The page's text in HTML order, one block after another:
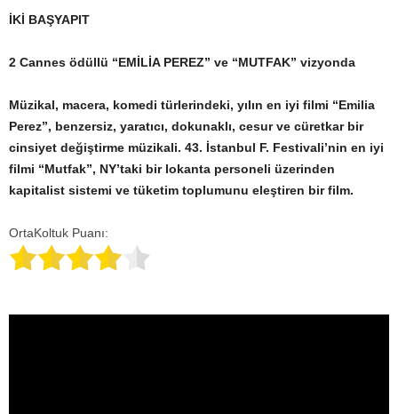
İKİ BAŞYAPIT
2 Cannes ödüllü “EMİLİA PEREZ” ve “MUTFAK” vizyonda
Müzikal, macera, komedi türlerindeki, yılın en iyi filmi “Emilia
Perez”, benzersiz, yaratıcı, dokunaklı, cesur ve cüretkar bir
cinsiyet değiştirme müzikali. 43. İstanbul F. Festivali’nin en iyi
filmi “Mutfak”, NY’taki bir lokanta personeli üzerinden
kapitalist sistemi ve tüketim toplumunu eleştiren bir film.
OrtaKoltuk Puanı: